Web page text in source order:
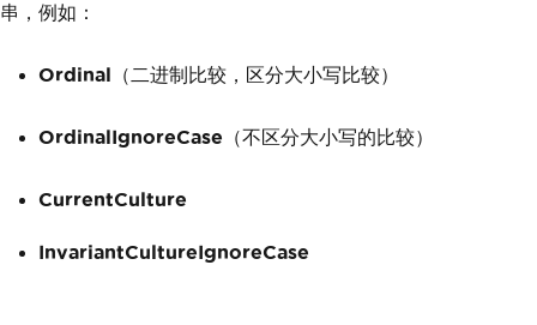
串，例如：
Ordinal （二进制比较，区分大小写比较）
OrdinalIgnoreCase （不区分大小写的比较）
CurrentCulture
InvariantCultureIgnoreCase